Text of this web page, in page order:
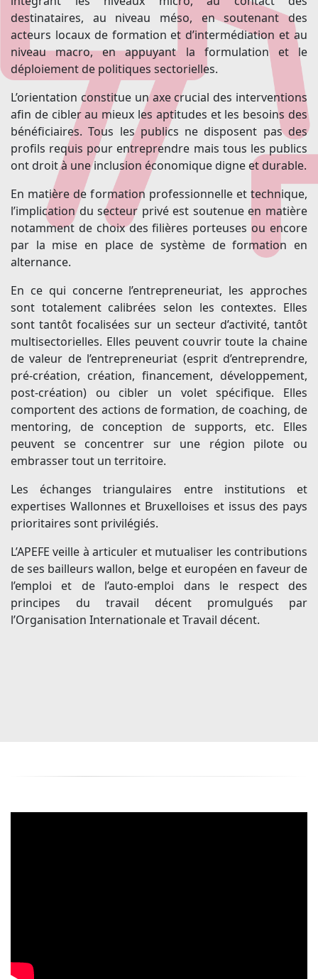
destinataires, au niveau méso, en soutenant des
acteurs locaux de formation et d’intermédiation et au
niveau macro, en appuyant la formulation et le
déploiement de politiques sectorielles.
L’orientation constitue un axe crucial des interventions
afin de cibler au mieux les aptitudes et les besoins des
bénéficiaires. Tous les publics ne disposent pas des
profils requis pour entreprendre mais tous les publics
ont droit à une inclusion économique digne et durable.
En matière de formation professionnelle et technique,
l’implication du secteur privé est soutenue en matière
notamment de choix des filières porteuses ou encore
par la mise en place de système de formation en
alternance.
En ce qui concerne l’entrepreneuriat, les approches
sont totalement calibrées selon les contextes. Elles
sont tantôt focalisées sur un secteur d’activité, tantôt
multisectorielles. Elles peuvent couvrir toute la chaine
de valeur de l’entrepreneuriat (esprit d’entreprendre,
pré-création, création, financement, développement,
post-création) ou cibler un volet spécifique. Elles
comportent des actions de formation, de coaching, de
mentoring, de conception de supports, etc. Elles
peuvent se concentrer sur une région pilote ou
embrasser tout un territoire.
Les échanges triangulaires entre institutions et
expertises Wallonnes et Bruxelloises et issus des pays
prioritaires sont privilégiés.
L’APEFE veille à articuler et mutualiser les contributions
de ses bailleurs wallon, belge et européen en faveur de
l’emploi et de l’auto-emploi dans le respect des
principes du travail décent promulgués par
l’Organisation Internationale et Travail décent.